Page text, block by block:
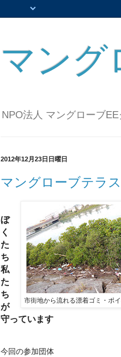
マング
NPO法人 マングローブ
2012年12月23日日曜日
マングローブテラ
市街地から流れる漂着ゴミ・ポ
ぼ
く
た
ち
私
た
ち
が
守っています
今回の参加団体